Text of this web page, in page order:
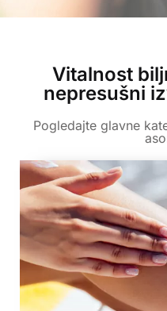
Vitalnost
nepresušni
Pogledajte glavne